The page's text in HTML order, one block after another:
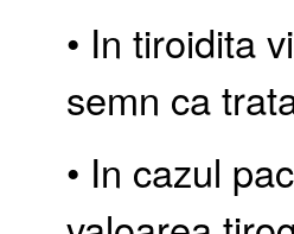
• In tiroidita
semn ca
• In cazul